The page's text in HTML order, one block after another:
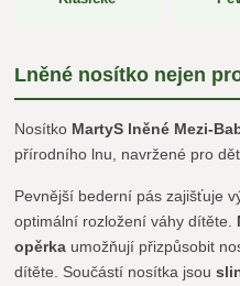
Lněné nosítko nejen
Nosítko MartyS lněné Mezi-
přírodního lnu, navržené pro
Pevnější bederní pás zajišťuje
optimální rozložení váhy dítěte.
opěrka umožňují přizpůsobit
dítěte. Součástí nosítka jsou